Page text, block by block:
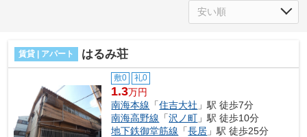
賃貸 | アパート はるみ荘
敷0 礼0
1.3万円
南海本線 「住吉大社 」駅 徒歩7分
南海高野線 「沢ノ町 」駅 徒歩10分
地下鉄御堂筋線 「長居 」駅 徒歩25分